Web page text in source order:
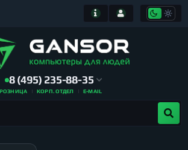
8 (495) 235-88-35
РОЗНИЦА КОРП. ОТДЕЛ E-MAIL